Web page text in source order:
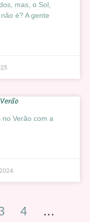
mas, o Sol,
é? A gente
Verão com a
4
…